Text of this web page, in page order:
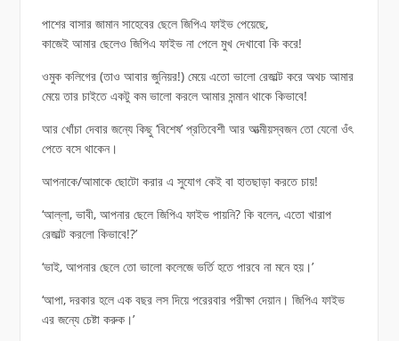
পাশের বাসার জামান সাহেবের ছেলে জিপিএ ফাইভ পেয়েছে,
কাজেই আমার ছেলেও জিপিএ ফাইভ না পেলে মুখ দেখাবো কি করে!
ওমুক কলিগের (তাও আবার জুনিয়র!) মেয়ে এতো ভালো রেজাল্ট করে অথচ আমার
মেয়ে তার চাইতে একটু কম ভালো করলে আমার সন্মান থাকে কিভাবে!
আর খোঁচা দেবার জন্যে কিছু ‘বিশেষ’ প্রতিবেশী আর আত্মীয়স্বজন তো যেনো ওঁৎ
পেতে বসে থাকেন।
আপনাকে/আমাকে ছোটো করার এ সুযোগ কেই বা হাতছাড়া করতে চায়!
‘আল্লা, ভাবী, আপনার ছেলে জিপিএ ফাইভ পায়নি? কি বলেন, এতো খারাপ
রেজাল্ট করলো কিভাবে!?’
‘ভাই, আপনার ছেলে তো ভালো কলেজে ভর্তি হতে পারবে না মনে হয়।’
‘আপা, দরকার হলে এক বছর লস দিয়ে পরেরবার পরীক্ষা দেয়ান। জিপিএ ফাইভ
এর জন্যে চেষ্টা করুক।’